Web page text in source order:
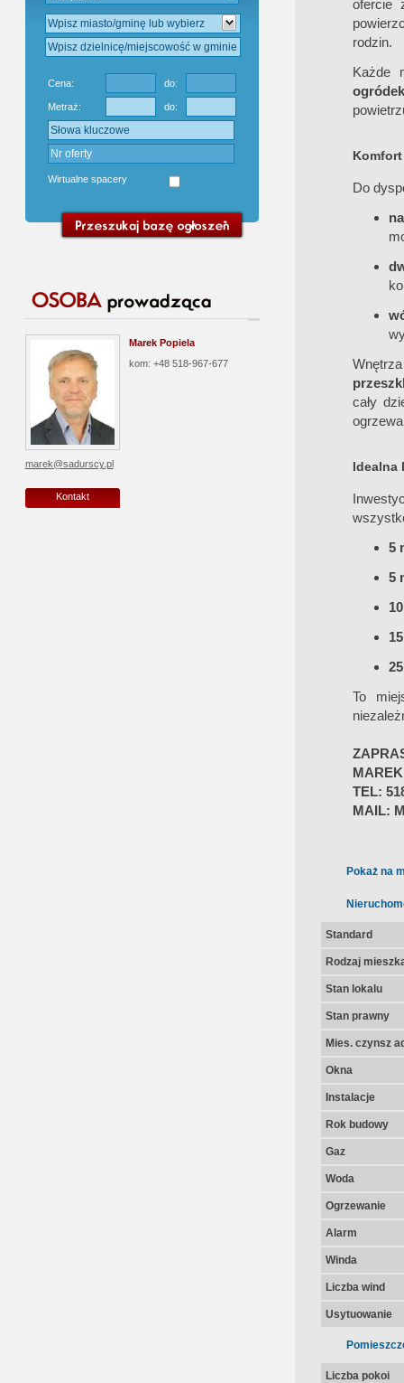
Cena: do:
Metraż: do:
Wirtualne spacery
Marek Popiela
kom: +48 518-967-677
marek@sadurscy.pl
Kontakt
ofercie
rodzin.
Każde
ogródek
Do
cały
Idealna
5
5
To
TEL:
MAIL:
Pokaż na
Standard
Rodzaj
Stan lokalu
Stan prawny
Mies. czynsz
Okna
Instalacje
Rok budowy
Gaz
Woda
Ogrzewanie
Alarm
Winda
Liczba wind
Usytuowanie
Liczba pokoi